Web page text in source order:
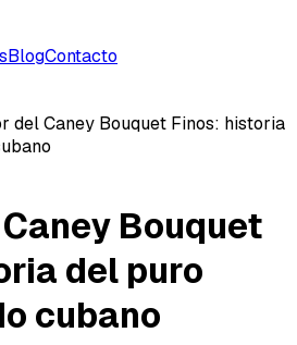
BlogContacto
del Caney Bouquet Finos: historia
Bouquet
del puro
cubano